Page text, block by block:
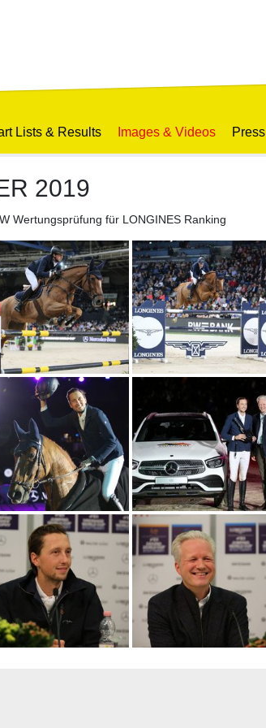
Lists & Results Images & Videos Press
2019
Wertungsprüfung für LONGINES Ranking